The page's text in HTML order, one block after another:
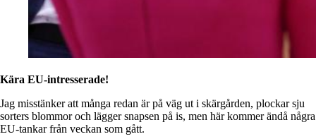
Kära EU-intresserade!
Jag misstänker att många redan är på väg ut i skärgården, plockar sju
sorters blommor och lägger snapsen på is, men här kommer ändå några
EU-tankar från veckan som gått.